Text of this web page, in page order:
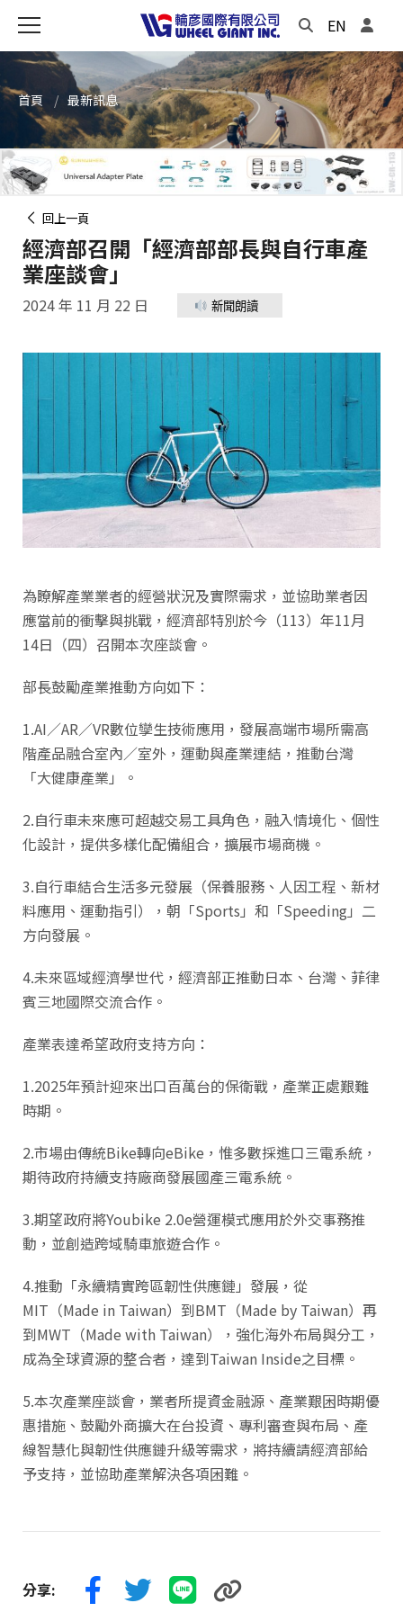
EN
首頁 最新訊息
回上一頁
經濟部召開「經濟部部長與自行車產
業座談會」
2024 年 11 月 22 日 新聞朗讀
為瞭解產業業者的經營狀況及實際需求，並協助業者因
應當前的衝擊與挑戰，經濟部特別於今（113）年11月
14日（四）召開本次座談會。
部長鼓勵產業推動方向如下：
1.AI／AR／VR數位孿生技術應用，發展高端市場所需高
階產品融合室內／室外，運動與產業連結，推動台灣
「大健康產業」。
2.自行車未來應可超越交易工具角色，融入情境化、個性
化設計，提供多樣化配備組合，擴展市場商機。
3.自行車結合生活多元發展（保養服務、人因工程、新材
料應用、運動指引），朝「Sports」和「Speeding」二
方向發展。
4.未來區域經濟學世代，經濟部正推動日本、台灣、菲律
賓三地國際交流合作。
產業表達希望政府支持方向：
1.2025年預計迎來出口百萬台的保衛戰，產業正處艱難
時期。
2.市場由傳統Bike轉向eBike，惟多數採進口三電系統，
期待政府持續支持廠商發展國產三電系統。
3.期望政府將Youbike 2.0e營運模式應用於外交事務推
動，並創造跨域騎車旅遊合作。
4.推動「永續精實跨區韌性供應鏈」發展，從
MIT（Made in Taiwan）到BMT（Made by Taiwan）再
到MWT（Made with Taiwan），強化海外布局與分工，
成為全球資源的整合者，達到Taiwan Inside之目標。
5.本次產業座談會，業者所提資金融源、產業艱困時期優
惠措施、鼓勵外商擴大在台投資、專利審查與布局、產
線智慧化與韌性供應鏈升級等需求，將持續請經濟部給
予支持，並協助產業解決各項困難。
分享: